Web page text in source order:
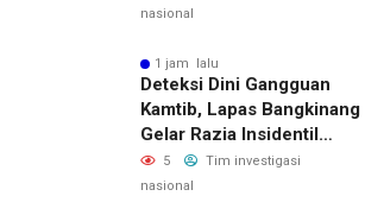
Dan Transparan
nasional
1 jam lalu
Deteksi Dini Gangguan
Kamtib, Lapas Bangkinang
Gelar Razia Insidentil
Menuju Zero Halinar
5
Tim investigasi
nasional